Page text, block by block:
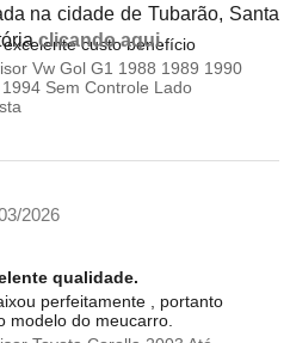
na cidade de Tubarão, Santa
clicando aqui.
custo benefício
Vw Gol G1 1988 1989 1990
Sem Controle Lado
2026
qualidade.
perfeitamente , portanto
modelo do meucarro.